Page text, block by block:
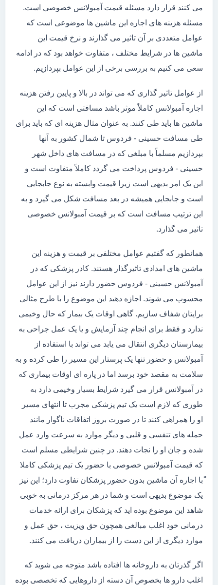
می کنند قرار دارد مسئله قیمت آمبولانس خصوصی است.
مسئله هزینه های اجاره این ماشین ها موضوعی است که
عوامل متعددی بر آن تاثیر می گذارند و نرخ قیمت این
ماشین ها در شرایط مختلف ، متفاوت خواهد بود که در ادامه
سعی می کنیم به بررسی برخی از این عوامل بپردازیم.
از عوامل تاثیر گذاری که می تواند در بالا و پایین رفتن هزینه
اجاره آمبولانس کاملاً موثر باشد مسافتی است که این
ماشین ها باید طی کنند. به عنوان مثال هزینه ای که باید برای
طی مسافت حسینی - فردوس تا شمال کشور به آنها
بپردازیم مسلماً با مبلغی که در مسافت های داخل شهر
حسینی - فردوس پرداخت می گردد کاملاً متفاوت است و
این یک امر بدیهی است زیرا قیمت وابسته به نوع جابجایی
است و جابجایی همیشه در بعد مسافت شکل می گیرد و به
این ترتیب مسافت است که بر قیمت آمبولانس خصوصی
تاثیر می گذارد.
همانطور که گفتیم عوامل مختلفی بر قیمت و هزینه این
ماشین های امدادی تاثیرگذار هستند. کادر پزشکی که در
آمبولانس حسینی - فردوس حضور دارند نیز از این عوامل
محسوب می شوند. اجازه دهید این موضوع را با طرح مثالی
برایتان شفاف سازیم. گاهی اوقات یک بیمار که حال وخیمی
ندارد و فقط برای انجام چند آزمایش و یا یک عمل جراحی به
بیمارستان دیگری انتقال می یابد می تواند با استفاده از
آمبولانس و حضور تنها یک پرستار این مسیر را طی کرده و به
سلامت به مقصد خود برسد اما در پاره ای اوقات بیماری که
در آمبولانس قرار می گیرد شرایط بسیار وخیمی دارد به
طوری که لازم است یک تیم پزشکی مجرب تا انتهای مسیر
او را همراهی کنند تا در صورت بروز اتفاقات ناگوار مانند
حمله های تنفسی و قلبی و دیگر موارد به سرعت وارد عمل
شده و جان او را نجات دهند. در چنین شرایطی مسلم است
که قیمت آمبولانس خصوصی با حضور یک تیم پزشکی کاملا
ًبا اجاره آن ماشین بدون حضور پزشکان تفاوت دارد؛ این نیز
یک موضوع بدیهی است و شما در هر مرکز درمانی به خوبی
شاهد این موضوع بوده اید که پزشکان برای ارائه خدمات
درمانی خود اغلب مبالغی همچون حق ویزیت ، حق عمل و
موارد دیگری از این دست را از بیماران دریافت می کنند.
اگر گذرتان به داروخانه ها افتاده باشد متوجه می شوید که
اغلب دارو ها بخصوص آن دسته از داروهایی که تخصصی بوده